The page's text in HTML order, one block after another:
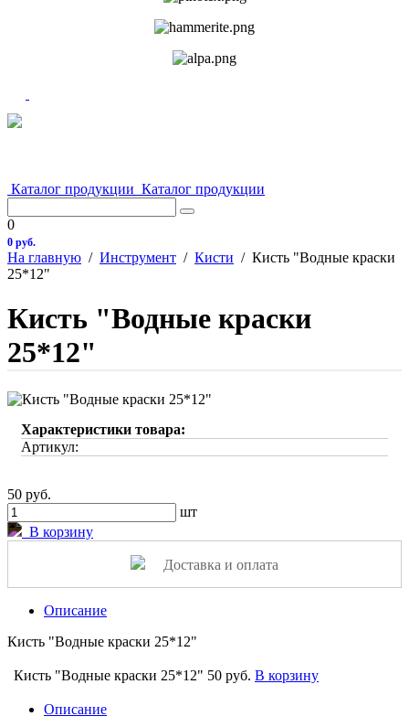
Каталог продукции Каталог продукции
0
0 руб.
На главную / Инструмент / Кисти / Кисть "Водные краски
25*12"
Кисть "Водные краски
25*12"
Характеристики товара:
Артикул:
50 руб.
шт
В корзину
Доставка и оплата
Описание
Кисть "Водные краски 25*12"
Кисть "Водные краски 25*12" 50 руб. В корзину
Описание